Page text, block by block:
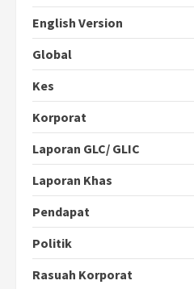
English Version
Global
Kes
Korporat
Laporan GLC/ GLIC
Laporan Khas
Pendapat
Politik
Rasuah Korporat